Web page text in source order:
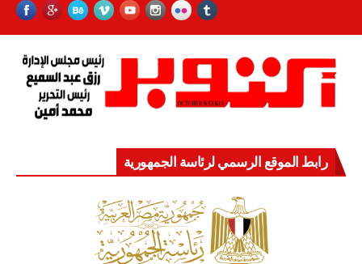
رابط الموقع الرسمي لرئاسة الجمهورية